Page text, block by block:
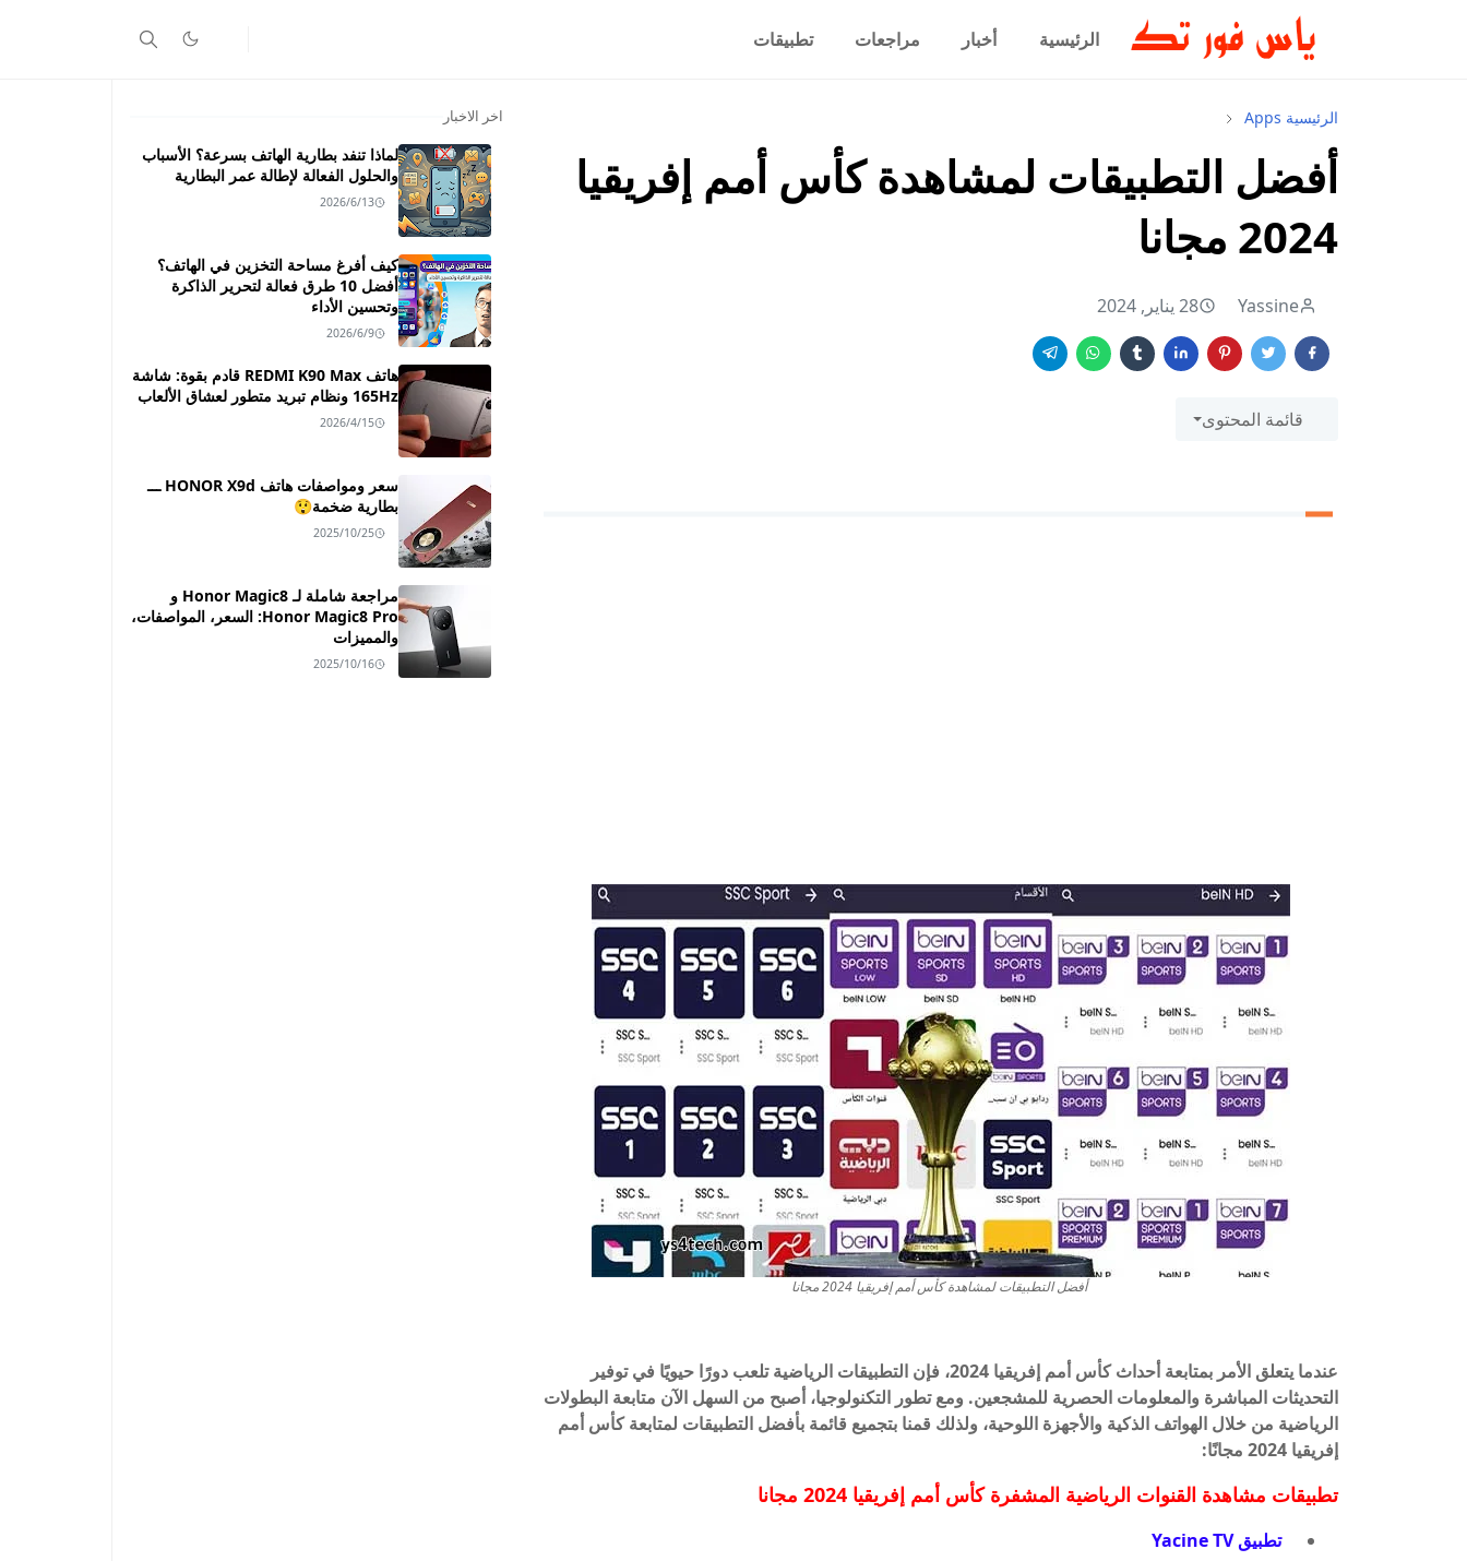
الرئيسية أخبار مراجعات تطبيقات
الرئيسية Apps
أفضل التطبيقات لمشاهدة كأس أمم إفريقيا
2024 مجانا
Yassine 28 يناير, 2024
قائمة المحتوى
أفضل التطبيقات لمشاهدة كأس أمم إفريقيا 2024 مجانا
عندما يتعلق الأمر بمتابعة أحداث كأس أمم إفريقيا 2024، فإن التطبيقات الرياضية تلعب دورًا حيويًا في توفير
التحديثات المباشرة والمعلومات الحصرية للمشجعين. ومع تطور التكنولوجيا، أصبح من السهل الآن متابعة البطولات
الرياضية من خلال الهواتف الذكية والأجهزة اللوحية، ولذلك قمنا بتجميع قائمة بأفضل التطبيقات لمتابعة كأس أمم
إفريقيا 2024 مجانًا:
تطبيقات مشاهدة القنوات الرياضية المشفرةكأس أمم إفريقيا 2024 مجانا
تطبيق Yacine TV
اخر الاخبار
لماذا تنفد بطارية الهاتف بسرعة؟ الأسباب
والحلول الفعالة لإطالة عمر البطارية
2026/6/13
كيف أفرغ مساحة التخزين في الهاتف؟
أفضل 10 طرق فعالة لتحرير الذاكرة
وتحسين الأداء
2026/6/9
هاتف REDMI K90 Max قادم بقوة: شاشة
165Hz ونظام تبريد متطور لعشاق الألعاب
2026/4/15
سعر ومواصفات هاتف HONOR X9d ـــ
بطارية ضخمة😲
2025/10/25
مراجعة شاملة لـ Honor Magic8 و
Honor Magic8 Pro: السعر، المواصفات،
والمميزات
2025/10/16